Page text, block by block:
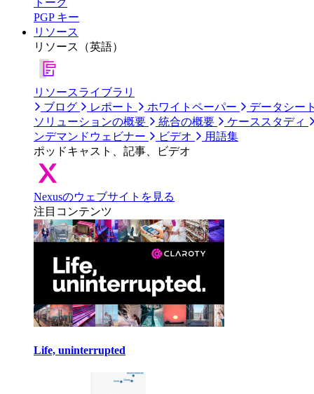
トーク
PGP キー
リソース
リソース（英語）
リソースライブラリ
ブログ
レポート ホワイトペーパー
データシー
ソリューションの概要
統合の概要
ケーススタディ
ンデマンドウェビナー
ビデオ
用語集
ポッドキャスト、記事、ビデオ
Nexusのウェブサイトを見る
注目コンテンツ
Life, uninterrupted